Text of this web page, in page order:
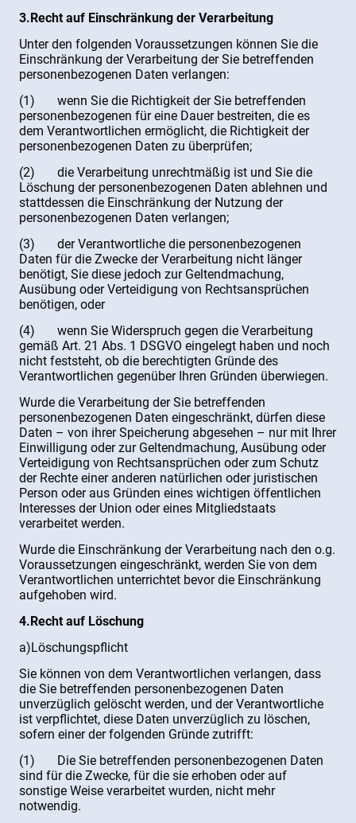
3.Recht auf Einschränkung der Verarbeitung
Unter den folgenden Voraussetzungen können Sie die
Einschränkung der Verarbeitung der Sie betreffenden
personenbezogenen Daten verlangen:
(1) wenn Sie die Richtigkeit der Sie betreffenden
personenbezogenen für eine Dauer bestreiten, die es
dem Verantwortlichen ermöglicht, die Richtigkeit der
personenbezogenen Daten zu überprüfen;
(2) die Verarbeitung unrechtmäßig ist und Sie die
Löschung der personenbezogenen Daten ablehnen und
stattdessen die Einschränkung der Nutzung der
personenbezogenen Daten verlangen;
(3) der Verantwortliche die personenbezogenen
Daten für die Zwecke der Verarbeitung nicht länger
benötigt, Sie diese jedoch zur Geltendmachung,
Ausübung oder Verteidigung von Rechtsansprüchen
benötigen, oder
(4) wenn Sie Widerspruch gegen die Verarbeitung
gemäß Art. 21 Abs. 1 DSGVO eingelegt haben und noch
nicht feststeht, ob die berechtigten Gründe des
Verantwortlichen gegenüber Ihren Gründen überwiegen.
Wurde die Verarbeitung der Sie betreffenden
personenbezogenen Daten eingeschränkt, dürfen diese
Daten – von ihrer Speicherung abgesehen – nur mit Ihrer
Einwilligung oder zur Geltendmachung, Ausübung oder
Verteidigung von Rechtsansprüchen oder zum Schutz
der Rechte einer anderen natürlichen oder juristischen
Person oder aus Gründen eines wichtigen öffentlichen
Interesses der Union oder eines Mitgliedstaats
verarbeitet werden.
Wurde die Einschränkung der Verarbeitung nach den o.g.
Voraussetzungen eingeschränkt, werden Sie von dem
Verantwortlichen unterrichtet bevor die Einschränkung
aufgehoben wird.
4.Recht auf Löschung
a)Löschungspflicht
Sie können von dem Verantwortlichen verlangen, dass
die Sie betreffenden personenbezogenen Daten
unverzüglich gelöscht werden, und der Verantwortliche
ist verpflichtet, diese Daten unverzüglich zu löschen,
sofern einer der folgenden Gründe zutrifft:
(1) Die Sie betreffenden personenbezogenen Daten
sind für die Zwecke, für die sie erhoben oder auf
sonstige Weise verarbeitet wurden, nicht mehr
notwendig.